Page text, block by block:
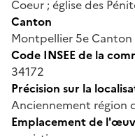
Coeur ; église des
Canton
Montpellier 5e Canton
Code INSEE de la
34172
Précision sur la
Anciennement région
Emplacement de